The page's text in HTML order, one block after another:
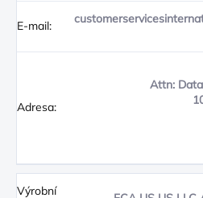
E-mail:
Adresa:
Attn:
Výrobní